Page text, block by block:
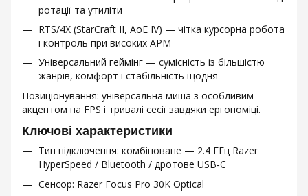
ротації та утиліти
RTS/4X (StarCraft II, AoE IV) — чітка курсорна робота
і контроль при високих APM
Універсальний геймінг — сумісність із більшістю
жанрів, комфорт і стабільність щодня
Позиціонування: універсальна миша з особливим
акцентом на FPS і тривалі сесії завдяки ергономіці.
Ключові характеристики
Тип підключення: комбіноване — 2.4 ГГц Razer
HyperSpeed / Bluetooth / дротове USB‑C
Сенсор: Razer Focus Pro 30K Optical